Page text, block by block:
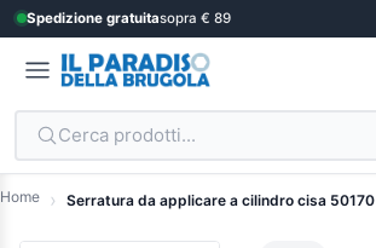
Spedizione gratuitasopra € 89
Cerca prodotti...
Home Serratura da applicare a cilindro cisa 50170